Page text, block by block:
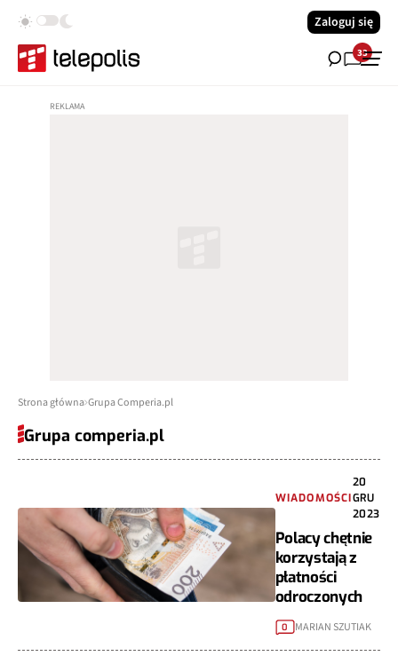
Zaloguj się
33
Strona główna Grupa Comperia.pl
Grupa comperia.pl
WIADOMOŚCI
20
GRU
2023
Polacy chętnie
korzystają z
płatności
odroczonych
0 MARIAN SZUTIAK